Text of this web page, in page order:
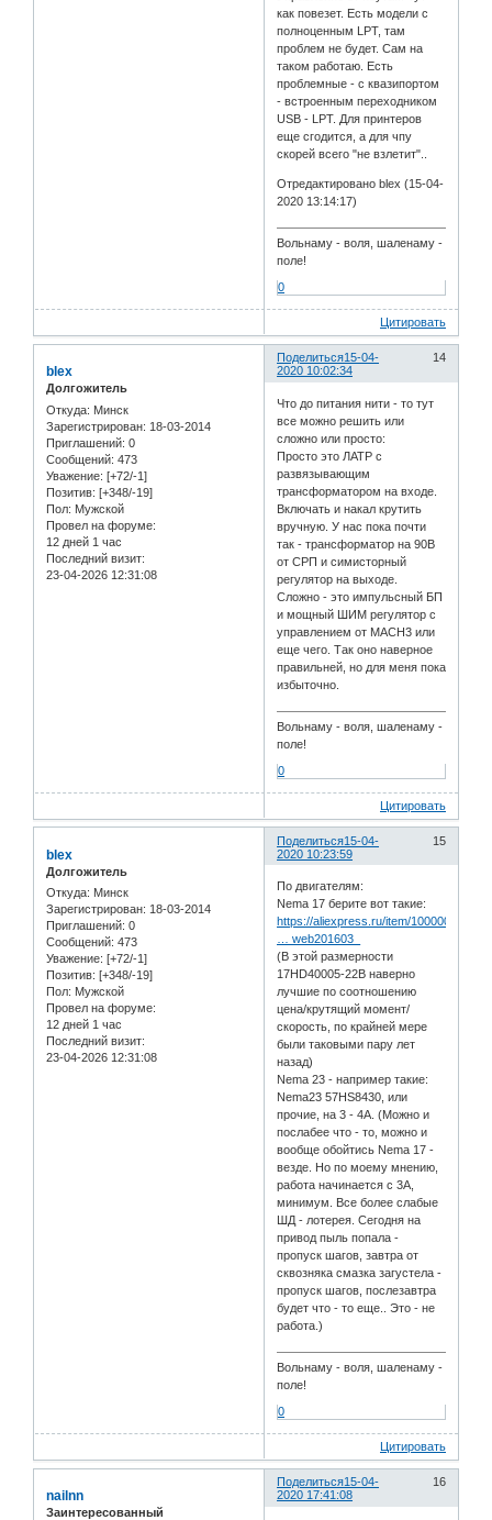
как повезет. Есть модели с
полноценным LPT, там
проблем не будет. Сам на
таком работаю. Есть
проблемные - с квазипортом
- встроенным переходником
USB - LPT. Для принтеров
еще сгодится, а для чпу
скорей всего "не взлетит"..
Отредактировано blex (15-04-
2020 13:14:17)
Вольнаму - воля, шаленаму -
поле!
0
Цитировать
Поделиться 14
15-04-
2020 10:02:34
blex
Долгожитель
Откуда: Минск
Зарегистрирован: 18-03-2014
Приглашений: 0
Сообщений: 473
Уважение: [+72/-1]
Позитив: [+348/-19]
Пол: Мужской
Провел на форуме:
12 дней 1 час
Последний визит:
23-04-2026 12:31:08
Что до питания нити - то тут
все можно решить или
сложно или просто:
Просто это ЛАТР с
развязывающим
трансформатором на входе.
Включать и накал крутить
вручную. У нас пока почти
так - трансформатор на 90В
от СРП и симисторный
регулятор на выходе.
Сложно - это импульсный БП
и мощный ШИМ регулятор с
управлением от MACH3 или
еще чего. Так оно наверное
правильней, но для меня пока
избыточно.
Вольнаму - воля, шаленаму -
поле!
0
Цитировать
Поделиться 15
15-04-
2020 10:23:59
blex
Долгожитель
Откуда: Минск
Зарегистрирован: 18-03-2014
Приглашений: 0
Сообщений: 473
Уважение: [+72/-1]
Позитив: [+348/-19]
Пол: Мужской
Провел на форуме:
12 дней 1 час
Последний визит:
23-04-2026 12:31:08
По двигателям:
Nema 17 берите вот такие:
https://aliexpress.ru/item/100000563973
… web201603_
(В этой размерности
17HD40005-22B наверно
лучшие по соотношению
цена/крутящий момент/
скорость, по крайней мере
были таковыми пару лет
назад)
Nema 23 - например такие:
Nema23 57HS8430, или
прочие, на 3 - 4А. (Можно и
послабее что - то, можно и
вообще обойтись Nema 17 -
везде. Но по моему мнению,
работа начинается с 3А,
минимум. Все более слабые
ШД - лотерея. Сегодня на
привод пыль попала -
пропуск шагов, завтра от
сквозняка смазка загустела -
пропуск шагов, послезавтра
будет что - то еще.. Это - не
работа.)
Вольнаму - воля, шаленаму -
поле!
0
Цитировать
Поделиться 16
15-04-
2020 17:41:08
nailnn
Заинтересованный